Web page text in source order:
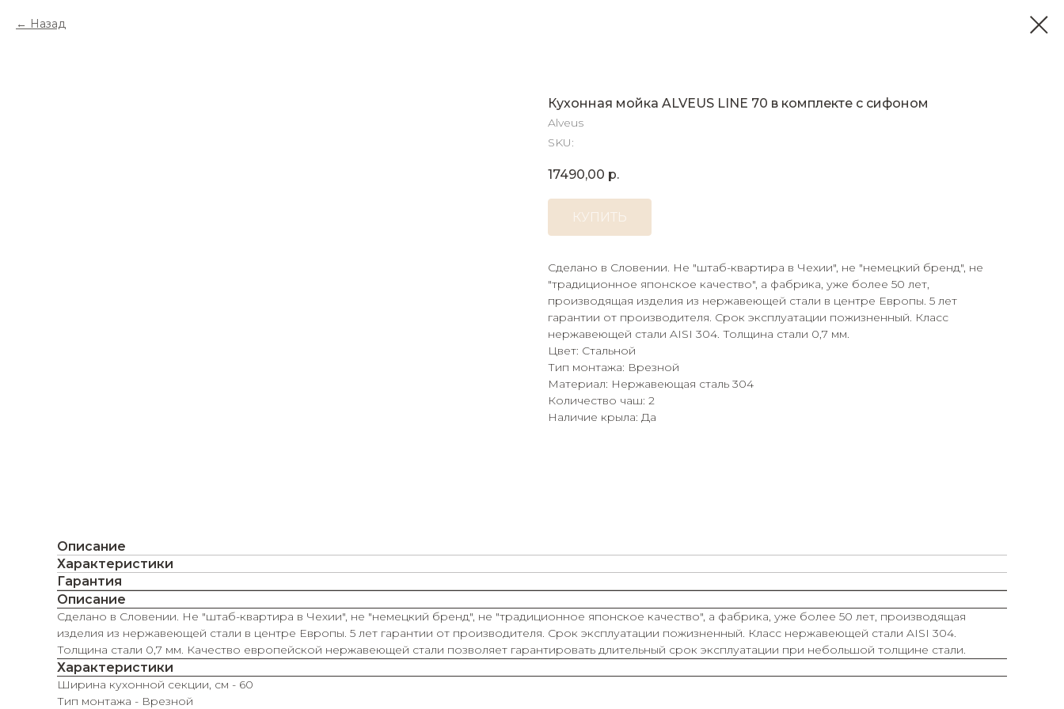
Назад
Кухонная мойка ALVEUS LINE 70 в комплекте с сифоном
Alveus
SKU:
17490,00 р.
КУПИТЬ
Сделано в Словении. Не "штаб-квартира в Чехии", не "немецкий бренд", не
"традиционное японское качество", а фабрика, уже более 50 лет,
производящая изделия из нержавеющей стали в центре Европы. 5 лет
гарантии от производителя. Срок эксплуатации пожизненный. Класс
нержавеющей стали AISI 304. Толщина стали 0,7 мм.
Цвет: Стальной
Тип монтажа: Врезной
Материал: Нержавеющая сталь 304
Количество чаш: 2
Наличие крыла: Да
Описание
Характеристики
Гарантия
Описание
Сделано в Словении. Не "штаб-квартира в Чехии", не "немецкий бренд", не "традиционное японское качество", а фабрика, уже более 50 лет, производящая
изделия из нержавеющей стали в центре Европы. 5 лет гарантии от производителя. Срок эксплуатации пожизненный. Класс нержавеющей стали AISI 304.
Толщина стали 0,7 мм. Качество европейской нержавеющей стали позволяет гарантировать длительный срок эксплуатации при небольшой толщине стали.
Характеристики
Ширина кухонной секции, см - 60
Тип монтажа - Врезной